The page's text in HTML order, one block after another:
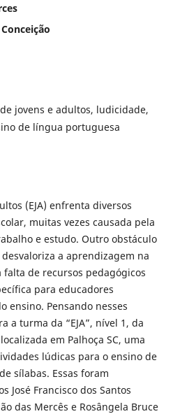
jovens e adultos, ludicidade,
de língua portuguesa
(EJA) enfrenta diversos
muitas vezes causada pela
e estudo. Outro obstáculo
a aprendizagem na
de recursos pedagógicos
para educadores
ensino. Pensando nesses
a turma da “EJA”, nível 1, da
em Palhoça SC, uma
lúdicas para o ensino de
sílabas. Essas foram
José Francisco dos Santos
das Mercês e Rosângela Bruce